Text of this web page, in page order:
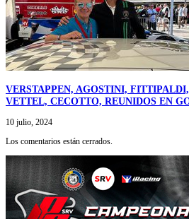
VERSTAPPEN, AGOSTINI,
VETTEL, CECOTTO, REUNIDOS EN
10 julio, 2024
Los comentarios están cerrados.